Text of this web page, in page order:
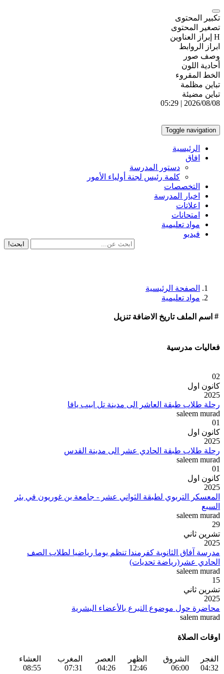
تكبير المحتوى
تصغير المحتوى
H إبراز العناوين
ابراز الروابط
وصف صور
أحادية اللون
الخط المقروء
تباين مظلمة
تباين مضيئة
2026/08/08 | 05:29
Toggle navigation
الرئيسية
افاق
دستور المدرسة
كلمة رئيس لجنة أولياء الأمور
التخصصات
اخبار المدرسة
اعلاتات
امتحانات
مواد تعليمية
فيديو
ابحث!
الصفحة الرئيسية
مواد تعليمية
# اسم الملف تاريخ الاضافة تنزيل
فعاليات مدرسية
02
كانون اول
2025
رحلة طلاب طبقة العاشر الى مدينة تل ابيب يافا
saleem murad
01
كانون اول
2025
رحلة طلاب طبقة الحادي عشر الى مدينة القدس
saleem murad
01
كانون اول
2025
المعسكر التربوي لطبقة الثواني عشر - جامعة بن غوريون في بئر
السبع
saleem murad
29
تشرين ثاني
2025
مدرسة آفاق الثانوية كفرمندا تنظم يوما رياضيا لطلاب الصف
الحادي عشر(رياضة تحديات)
saleem murad
15
تشرين ثاني
2025
محاضرة حول موضوع التبرع بالأعضاء البشرية
salem murad
اوقات الصلاة
الفجر
04:32
الشروق
06:00
الظهر
12:46
العصر
04:26
المغرب
07:31
العشاء
08:55